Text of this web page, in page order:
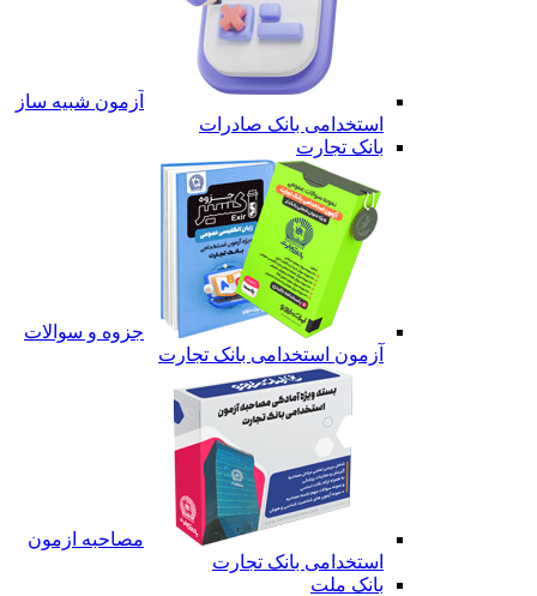
آزمون شبیه ساز
استخدامی بانک صادرات
بانک تجارت
جزوه و سوالات
آزمون استخدامی بانک تجارت
مصاحبه ازمون
استخدامی بانک تجارت
بانک ملت